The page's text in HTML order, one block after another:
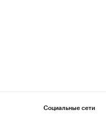
Социальные сети